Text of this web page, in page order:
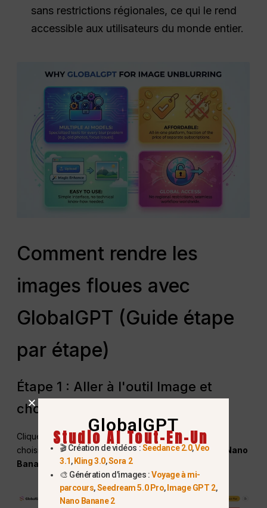
sans restrictions régionales, ce qui le rend
accessible aux utilisateurs du monde entier.
Comment rendre les
images floues avec
GlobalGPT (Guide étape
par étape)
Étape 1 : Aller à l'outil Image et
choisir un modèle
Cliquez sur Image
sur la barre latérale gauche et
choisissez un modèle sur la droite. Je sélectionne
Nano
Banane 2
pour effectuer les étapes suivantes.
GlobalGPT
Studio AI Tout-En-Un
🎬 Création de vidéos :Seedance 2.0,Veo
3.1, Kling 3.0,Sora 2
🎨 Génération d'images :Voyage à mi-
parcours,Seedream 5.0 Pro, Image GPT 2,
Nano Banane 2